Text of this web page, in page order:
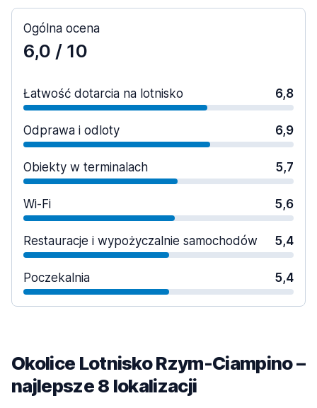
Ogólna ocena
6,0 / 10
Łatwość dotarcia na lotnisko 6,8
Odprawa i odloty 6,9
Obiekty w terminalach 5,7
Wi-Fi 5,6
Restauracje i wypożyczalnie samochodów 5,4
Poczekalnia 5,4
Okolice Lotnisko Rzym-Ciampino –
najlepsze 8 lokalizacji